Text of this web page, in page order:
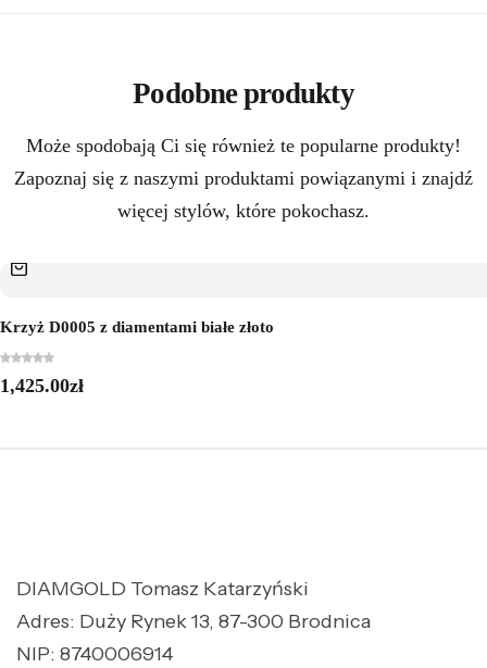
Podobne produkty
Może spodobają Ci się również te popularne produkty!
Zapoznaj się z naszymi produktami powiązanymi i znajdź
więcej stylów, które pokochasz.
Krzyż D0005 z diamentami białe złoto
1,425.00zł
DIAMGOLD Tomasz Katarzyński
Adres: Duży Rynek 13, 87-300 Brodnica
NIP: 8740006914